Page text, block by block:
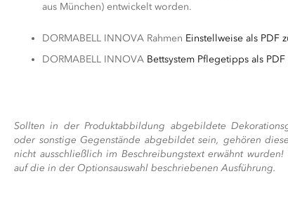
aus München) entwickelt worden.
DORMABELL INNOVA Rahmen Einstellweise als PDF
DORMABELL INNOVA Bettsystem Pflegetipps als
Sollten in der Produktabbildung abgebildete
oder sonstige Gegenstände abgebildet sein, gehören
nicht ausschließlich im Beschreibungstext erwähnt
auf die in der Optionsauswahl beschriebenen Ausführung.